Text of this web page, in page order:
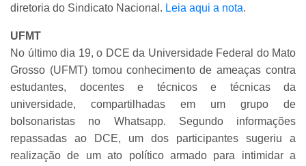
diretoria do Sindicato Nacional. Leia aqui a nota.
UFMT
No último dia 19, o DCE da Universidade Federal do Mato
Grosso (UFMT) tomou conhecimento de ameaças contra
estudantes, docentes e técnicos e técnicas da
universidade, compartilhadas em um grupo de
bolsonaristas no Whatsapp. Segundo informações
repassadas ao DCE, um dos participantes sugeriu a
realização de um ato político armado para intimidar a